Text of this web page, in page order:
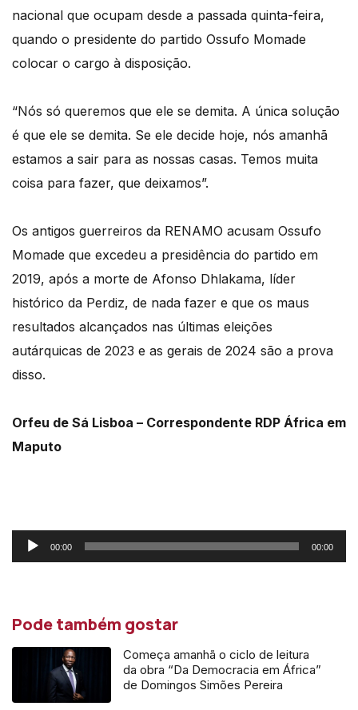
nacional que ocupam desde a passada quinta-feira,
quando o presidente do partido Ossufo Momade
colocar o cargo à disposição.
“Nós só queremos que ele se demita. A única solução
é que ele se demita. Se ele decide hoje, nós amanhã
estamos a sair para as nossas casas. Temos muita
coisa para fazer, que deixamos”.
Os antigos guerreiros da RENAMO acusam Ossufo
Momade que excedeu a presidência do partido em
2019, após a morte de Afonso Dhlakama, líder
histórico da Perdiz, de nada fazer e que os maus
resultados alcançados nas últimas eleições
autárquicas de 2023 e as gerais de 2024 são a prova
disso.
Orfeu de Sá Lisboa – Correspondente RDP África em
Maputo
Reprodutor
de
00:00 00:00
Pode também gostar
Começa amanhã o ciclo de leitura
da obra “Da Democracia em África”
de Domingos Simões Pereira